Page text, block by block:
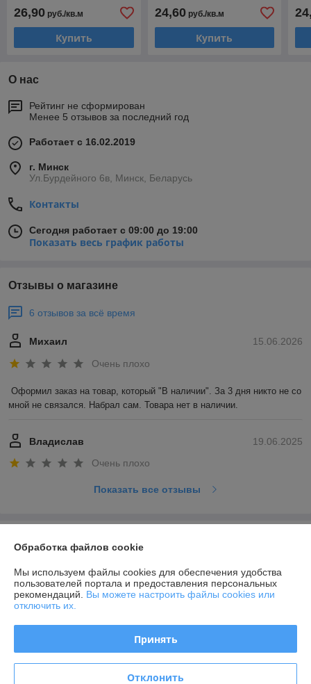
26,90 руб./кв.м
Купить
24,60руб./кв.м
Купить
О нас
Рейтинг не сформирован
Менее 5 отзывов за последний год
Работает с 16.02.2019
г. Минск
Ул.Бурдейного 6в, Минск, Беларусь
Контакты
Сегодня работает с 09:00 до 19:00
Показать весь график работы
Отзывы о магазине
6 отзывов за всё время
15.06.2026
Михаил
Очень плохо
Оформил заказ на товар, который "В наличии". За 3 дня никто не со
мной не связался. Набрал сам. Товара нет в наличии.
19.06.2025
Владислав
Очень плохо
Показать все отзывы
Контакты
Доставка и оплата
Полная версия сайта
Обработка файлов cookie
Мы используем файлы cookies для обеспечения удобства
пользователей портала и предоставления персональных
рекомендаций. Вы можете настроить файлы cookies или
отключить их.
Принять
Отклонить